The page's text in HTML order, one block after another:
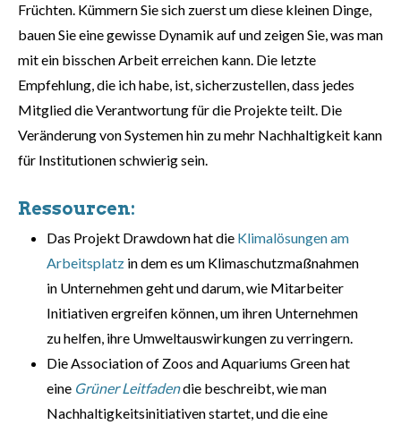
Früchten. Kümmern Sie sich zuerst um diese kleinen Dinge,
bauen Sie eine gewisse Dynamik auf und zeigen Sie, was man
mit ein bisschen Arbeit erreichen kann. Die letzte
Empfehlung, die ich habe, ist, sicherzustellen, dass jedes
Mitglied die Verantwortung für die Projekte teilt. Die
Veränderung von Systemen hin zu mehr Nachhaltigkeit kann
für Institutionen schwierig sein.
Ressourcen:
Das Projekt Drawdown hat die Klimalösungen am
Arbeitsplatz in dem es um Klimaschutzmaßnahmen
in Unternehmen geht und darum, wie Mitarbeiter
Initiativen ergreifen können, um ihren Unternehmen
zu helfen, ihre Umweltauswirkungen zu verringern.
Die Association of Zoos and Aquariums Green hat
eine Grüner Leitfadendie beschreibt, wie man
Nachhaltigkeitsinitiativen startet, und die eine